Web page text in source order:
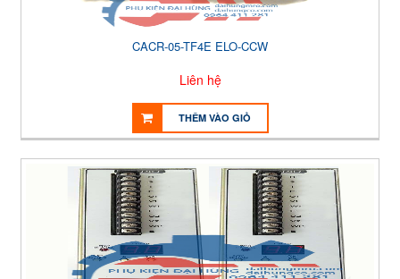
CACR-05-TF4E ELO-CCW
Liên hệ
THÊM VÀO GIỎ